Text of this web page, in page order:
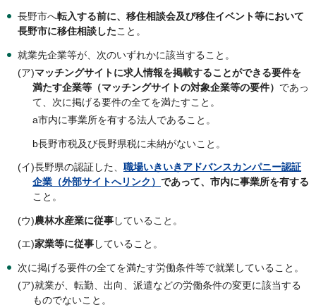
長野市へ転入する前に、移住相談会及び移住イベント等において
長野市に移住相談したこと。
就業先企業等が、次のいずれかに該当すること。
(ア)マッチングサイトに求人情報を掲載することができる要件を
満たす企業等（マッチングサイトの対象企業等の要件） であっ
て、次に掲げる要件の全てを満たすこと。
a市内に事業所を有する法人であること。
b長野市税及び長野県税に未納がないこと。
(イ)長野県の認証した、 職場いきいきアドバンスカンパニー認証
企業（外部サイトへリンク） であって、市内に事業所を有する
こと。
(ウ)農林水産業に従事していること。
(エ)家業等に従事していること。
次に掲げる要件の全てを満たす労働条件等で就業していること。
(ア)就業が、転勤、出向、派遣などの労働条件の変更に該当する
ものでないこと。